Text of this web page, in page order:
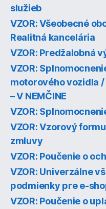
služieb
VZOR: Všeobecné
Realitná kancelária
VZOR: Predžalobná
VZOR:
motorového vozidla /
– V NEMČINE
VZOR:
VZOR: Vzorový
zmluvy
VZOR: Poučenie o
VZOR: Univerzálne
podmienky pre e-
VZOR: Poučenie o